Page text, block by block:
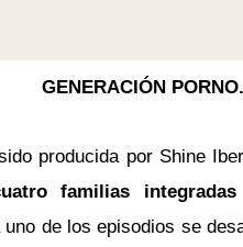
GENERACIÓN PORNO.
producida por Shine
familias
uno de los episodios se